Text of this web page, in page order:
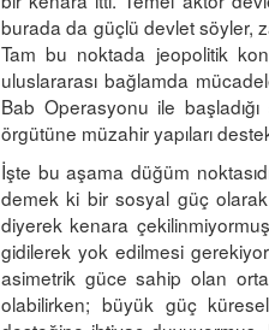
burada da güçlü devlet söyler,
Tam bu noktada jeopolitik
uluslararası bağlamda
Bab Operasyonu ile
örgütüne müzahir yapıları
İşte bu aşama düğüm
demek ki bir sosyal güç
diyerek kenara
gidilerek yok edilmesi
asimetrik güce sahip olan
olabilirken; büyük güç